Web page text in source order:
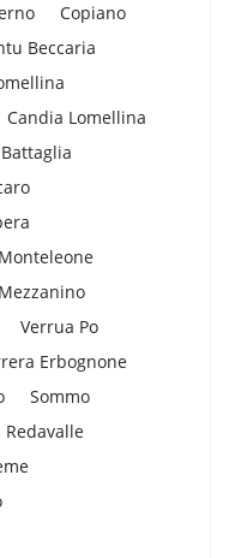
Copiano
Beccaria
Candia Lomellina
Mezzanino
Verrua Po
Erbognone
Sommo
Redavalle